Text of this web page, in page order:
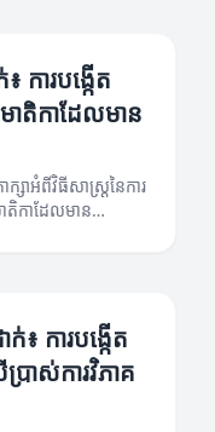
ការបង្កើត
ាតិកាដែលមាន
សាអំពីវិធីសាស្រ្តនៃការ
តិកាដែលមាន
៖ ការបង្កើត
រាស់ការវិភាគ